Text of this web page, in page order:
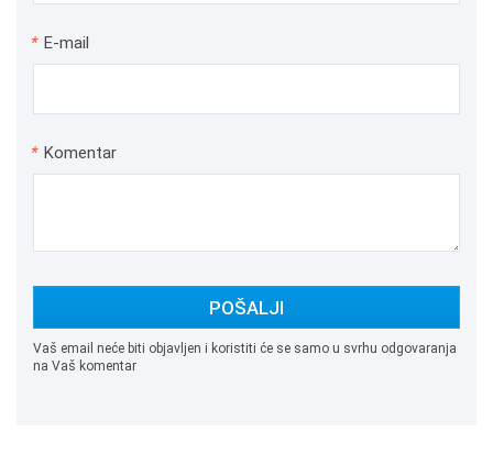
* E-mail
* Komentar
POŠALJI
Vaš email neće biti objavljen i koristiti će se samo u svrhu odgovaranja
na Vaš komentar